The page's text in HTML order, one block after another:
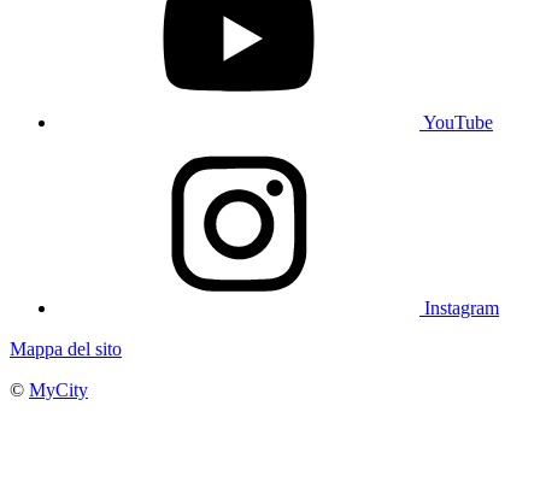
YouTube
Instagram
Mappa del sito
© MyCity